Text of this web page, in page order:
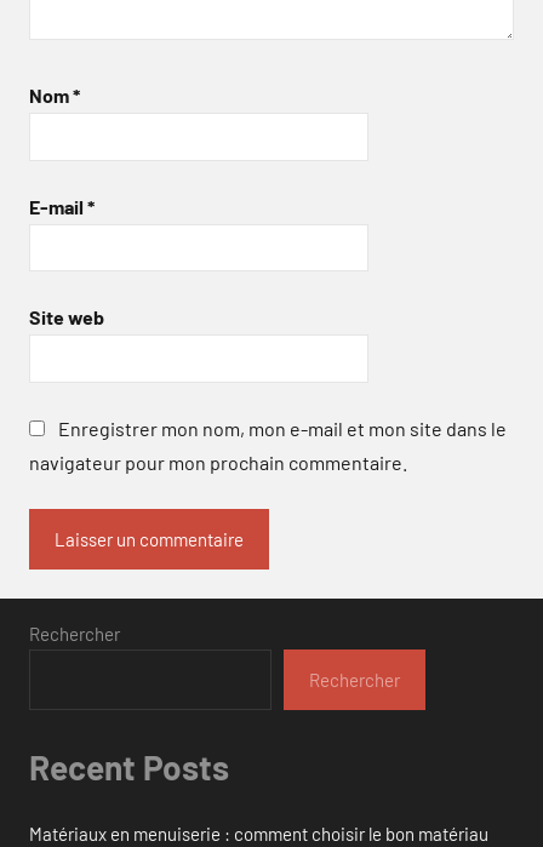
Nom*
E-mail *
Site web
Enregistrer mon nom, mon e-mail et mon site dans le
navigateur pour mon prochain commentaire.
Rechercher
Rechercher
Recent Posts
Matériaux en menuiserie : comment choisir le bon matériau